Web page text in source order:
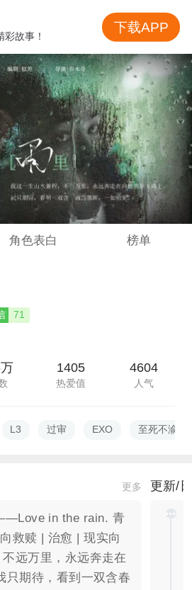
角色表白 榜单
71
1405
热爱值
4604
人气
L3 过审 EXO 至死不渝
更多
in the rain. 青
救赎 | 治愈 | 现实向
远万里，永远奔走在
只期待，看到一双含春
更新/
故事！
下载APP